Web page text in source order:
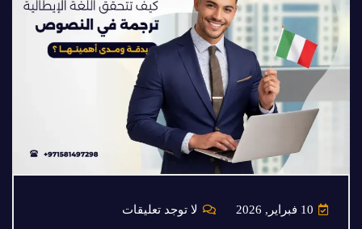
لا توجد تعليقات